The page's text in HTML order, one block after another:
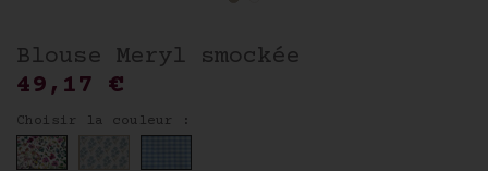
Blouse Meryl smockée
49,17 €
Choisir la couleur :